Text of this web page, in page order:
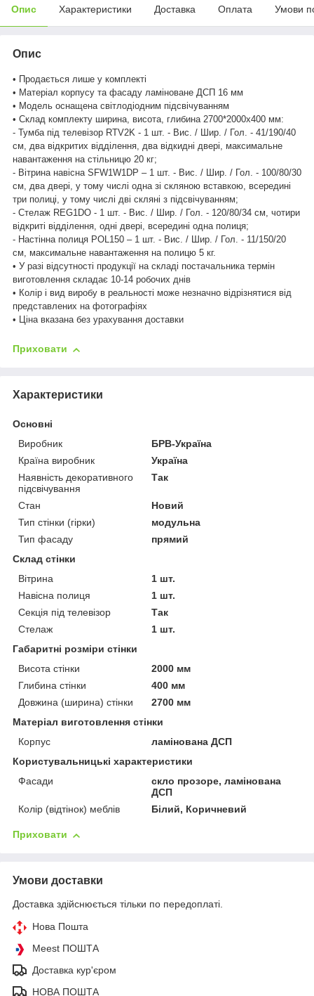
Опис Характеристики Доставка Оплата Умови
Опис
• Продається лише у комплекті
• Матеріал корпусу та фасаду ламіноване ДСП 16 мм
• Модель оснащена світлодіодним підсвічуванням
• Склад комплекту ширина, висота, глибина 2700*2000х400 мм:
- Тумба під телевізор RTV2K - 1 шт. - Вис. / Шир. / Гол. - 41/190/40
см, два відкритих відділення, два відкидні двері, максимальне
навантаження на стільницю 20 кг;
- Вітрина навісна SFW1W1DP – 1 шт. - Вис. / Шир. / Гол. - 100/80/30
см, два двері, у тому числі одна зі скляною вставкою, всередині
три полиці, у тому числі дві скляні з підсвічуванням;
- Стелаж REG1DO - 1 шт. - Вис. / Шир. / Гол. - 120/80/34 см, чотири
відкриті відділення, одні двері, всередині одна полиця;
- Настінна полиця POL150 – 1 шт. - Вис. / Шир. / Гол. - 11/150/20
см, максимальне навантаження на полицю 5 кг.
• У разі відсутності продукції на складі постачальника термін
виготовлення складає 10-14 робочих днів
• Колір і вид виробу в реальності може незначно відрізнятися від
представлених на фотографіях
• Ціна вказана без урахування доставки
Приховати
Характеристики
Основні
Виробник
БРВ-Україна
Країна виробник
Україна
Наявність декоративного
підсвічування
Так
Стан
Новий
Тип стінки (гірки)
модульна
Тип фасаду
прямий
Склад стінки
Вітрина
1 шт.
Навісна полиця
1 шт.
Секція під телевізор
Так
Стелаж
1 шт.
Габаритні розміри стінки
Висота стінки
2000 мм
Глибина стінки
400 мм
Довжина (ширина) стінки
2700 мм
Матеріал виготовлення стінки
Корпус
ламінована ДСП
Користувальницькі характеристики
Фасади
скло прозоре, ламінована
ДСП
Колір (відтінок) меблів
Білий, Коричневий
Приховати
Умови доставки
Доставка здійснюється тільки по передоплаті.
Нова Пошта
Meest ПОШТА
Доставка кур'єром
НОВА ПОШТА